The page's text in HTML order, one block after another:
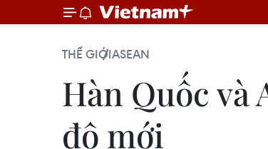
THẾ GIỚIASEAN
Hàn Quốc và
độ mới